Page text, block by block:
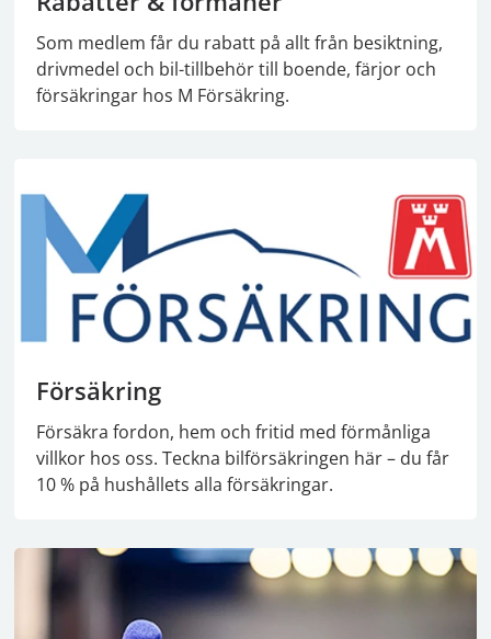
Som medlem får du rabatt på allt från besiktning,
drivmedel och bil-tillbehör till boende, färjor och
försäkringar hos M Försäkring.
Försäkring
Försäkra fordon, hem och fritid med förmånliga
villkor hos oss. Teckna bilförsäkringen här – du får
10 % på hushållets alla försäkringar.